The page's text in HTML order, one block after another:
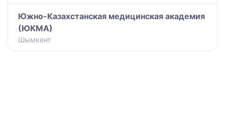
Южно-Казахстанская медицинская академия
(ЮКМА)
Шымкент